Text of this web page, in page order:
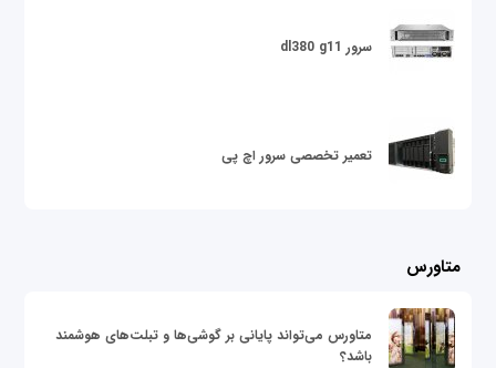
سرور dl380 g11
تعمیر تخصصی سرور اچ پی
متاورس
متاورس می‌تواند پایانی بر گوشی‌ها و تبلت‌های هوشمند
باشد؟